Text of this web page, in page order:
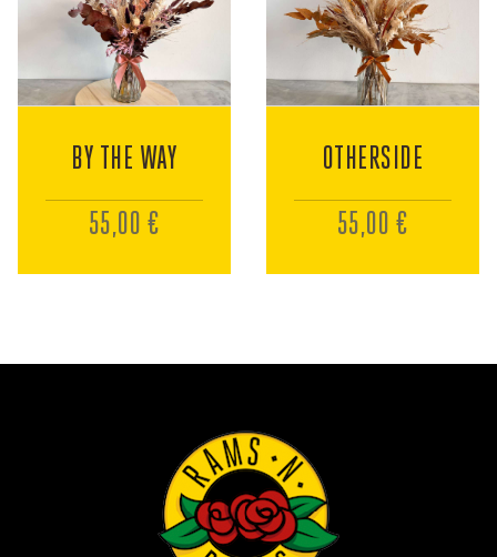
BY THE WAY
55,00 €
OTHERSIDE
55,00 €